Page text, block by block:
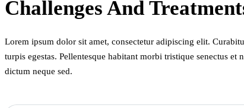
Challenges And
Lorem ipsum dolor sit amet, consectetur adipiscing elit.
turpis egestas. Pellentesque habitant morbi tristique senectus
dictum neque sed.